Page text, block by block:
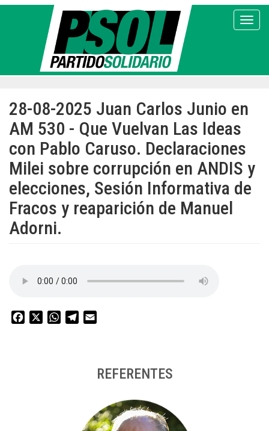
Pasar
28-08-2025 Juan Carlos Junio en
AM 530 - Que Vuelvan Las Ideas
con Pablo Caruso. Declaraciones
Milei sobre corrupción en ANDIS y
elecciones, Sesión Informativa de
Fracos y reaparición de Manuel
Adorni.
Facebook WhatsAppTelegram
REFERENTES